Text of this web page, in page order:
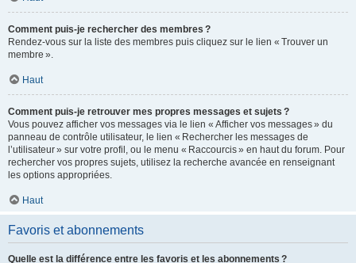
Comment puis-je rechercher des membres ?
Rendez-vous sur la liste des membres puis cliquez sur le lien « Trouver un
membre ».
Haut
Comment puis-je retrouver mes propres messages et sujets ?
Vous pouvez afficher vos messages via le lien « Afficher vos messages » du
panneau de contrôle utilisateur, le lien « Rechercher les messages de
l’utilisateur » sur votre profil, ou le menu « Raccourcis » en haut du forum. Pour
rechercher vos propres sujets, utilisez la recherche avancée en renseignant
les options appropriées.
Haut
Favoris et abonnements
Quelle est la différence entre les favoris et les abonnements ?